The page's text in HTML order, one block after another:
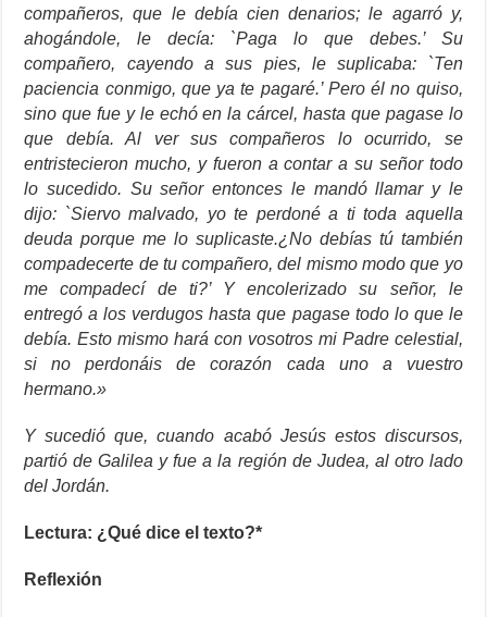
compañeros, que le debía cien denarios; le agarró y,
ahogándole, le decía: `Paga lo que debes.’ Su
compañero, cayendo a sus pies, le suplicaba: `Ten
paciencia conmigo, que ya te pagaré.’ Pero él no quiso,
sino que fue y le echó en la cárcel, hasta que pagase lo
que debía. Al ver sus compañeros lo ocurrido, se
entristecieron mucho, y fueron a contar a su señor todo
lo sucedido. Su señor entonces le mandó llamar y le
dijo: `Siervo malvado, yo te perdoné a ti toda aquella
deuda porque me lo suplicaste.¿No debías tú también
compadecerte de tu compañero, del mismo modo que yo
me compadecí de ti?’ Y encolerizado su señor, le
entregó a los verdugos hasta que pagase todo lo que le
debía. Esto mismo hará con vosotros mi Padre celestial,
si no perdonáis de corazón cada uno a vuestro
hermano.»
Y sucedió que, cuando acabó Jesús estos discursos,
partió de Galilea y fue a la región de Judea, al otro lado
del Jordán.
Lectura: ¿Qué dice el texto?*
Reflexión